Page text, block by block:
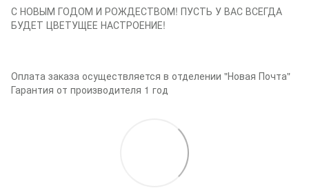
С НОВЫМ ГОДОМ И РОЖДЕСТВОМ! ПУСТЬ У ВАС ВСЕГДА
БУДЕТ ЦВЕТУЩЕЕ НАСТРОЕНИЕ!
Оплата заказа осуществляется в отделении "Новая Почта"
Гарантия от производителя 1 год